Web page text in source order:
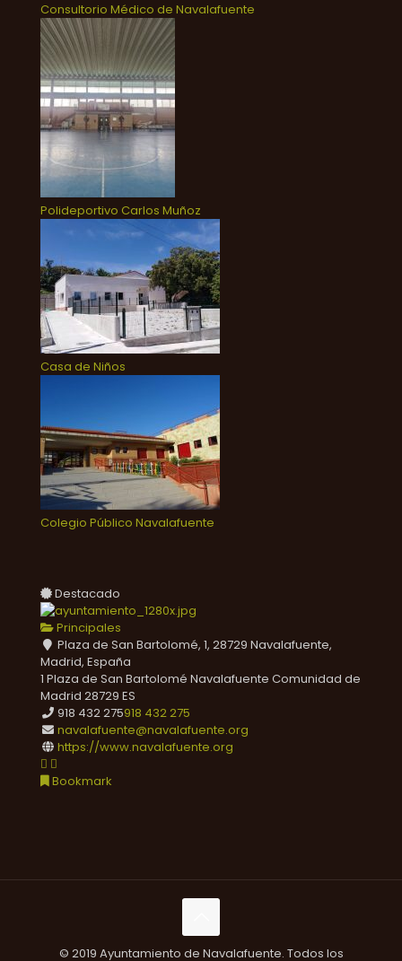
Consultorio Médico de Navalafuente
Polideportivo Carlos Muñoz
Casa de Niños
Colegio Público Navalafuente
Destacado
Principales
Plaza de San Bartolomé, 1, 28729 Navalafuente,
Madrid, España
1 Plaza de San Bartolomé Navalafuente Comunidad de
Madrid 28729 ES
918 432 275918 432 275
navalafuente@navalafuente.org
https://www.navalafuente.org
Bookmark
© 2019 Ayuntamiento de Navalafuente. Todos los